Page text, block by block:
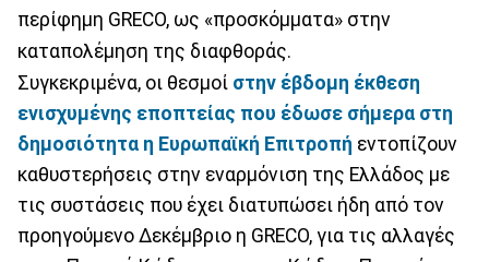
περίφημη GRECO, ως «προσκόμματα» στην
καταπολέμηση της διαφθοράς.
Συγκεκριμένα, οι θεσμοί στην έβδομη έκθεση
ενισχυμένης εποπτείας που έδωσε σήμερα στη
δημοσιότητα η Ευρωπαϊκή Επιτροπή εντοπίζουν
καθυστερήσεις στην εναρμόνιση της Ελλάδος με
τις συστάσεις που έχει διατυπώσει ήδη από τον
προηγούμενο Δεκέμβριο η GRECO, για τις αλλαγές